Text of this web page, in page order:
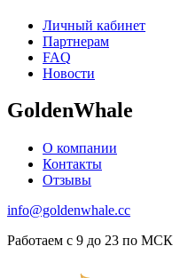
Личный кабинет
Партнерам
FAQ
Новости
GoldenWhale
О компании
Контакты
Отзывы
info@goldenwhale.cc
Работаем с 9 до 23 по МСК